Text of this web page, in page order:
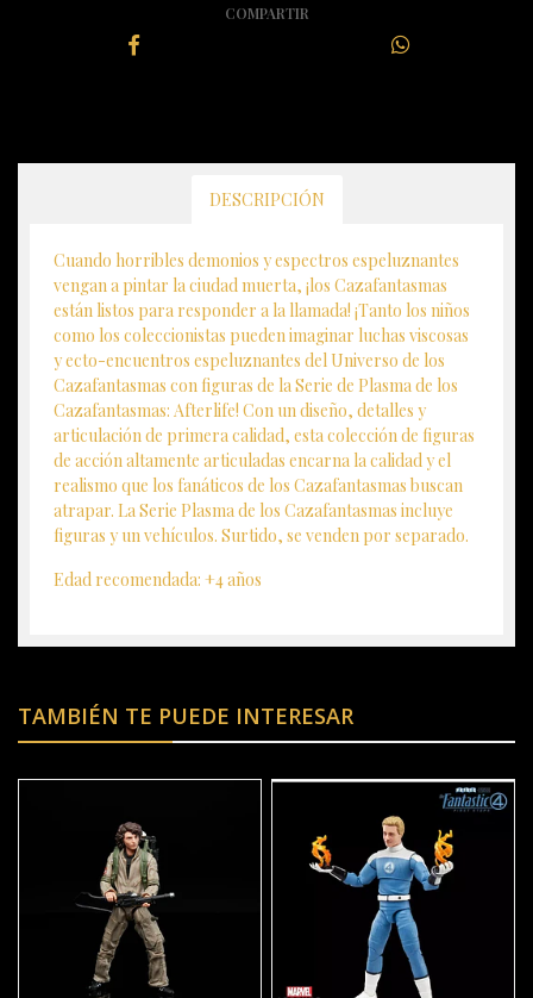
COMPARTIR
DESCRIPCIÓN
Cuando horribles demonios y espectros espeluznantes
vengan a pintar la ciudad muerta, ¡los Cazafantasmas
están listos para responder a la llamada! ¡Tanto los niños
como los coleccionistas pueden imaginar luchas viscosas
y ecto-encuentros espeluznantes del Universo de los
Cazafantasmas con figuras de la Serie de Plasma de los
Cazafantasmas: Afterlife! Con un diseño, detalles y
articulación de primera calidad, esta colección de figuras
de acción altamente articuladas encarna la calidad y el
realismo que los fanáticos de los Cazafantasmas buscan
atrapar. La Serie Plasma de los Cazafantasmas incluye
figuras y un vehículos. Surtido, se venden por separado.
Edad recomendada: +4 años
TAMBIÉN TE PUEDE INTERESAR